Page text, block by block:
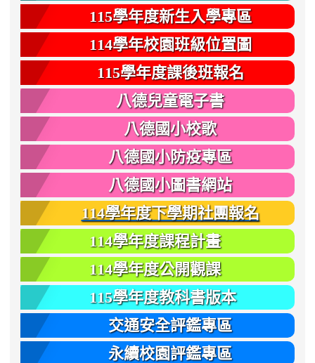
115學年度新生入學專區
114學年校園班級位置圖
115學年度課後班報名
八德兒童電子書
八德國小校歌
八德國小防疫專區
八德國小圖書網站
114學年度下學期社團報名
114學年度課程計畫
114學年度公開觀課
115學年度教科書版本
交通安全評鑑專區
永續校園評鑑專區